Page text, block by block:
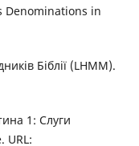
Denominations in
Біблії (LHMM).
1: Слуги
URL: